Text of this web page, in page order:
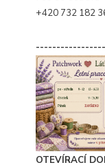
+420 732 182
OTEVÍRACÍ